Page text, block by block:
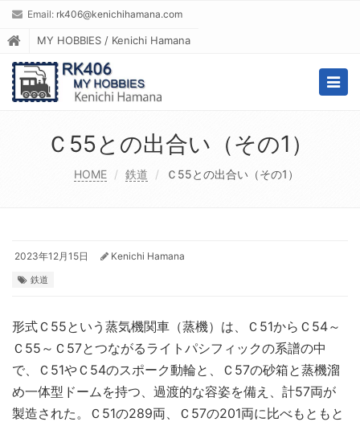
Email: rk406@kenichihamana.com
MY HOBBIES / Kenichi Hamana
Ｃ55との出合い（その1）
HOME 鉄道 Ｃ55との出合い（その1）
2023年12月15日 Kenichi Hamana
鉄道
形式Ｃ55という蒸気機関車（蒸機）は、Ｃ51からＣ54～
Ｃ55～Ｃ57とつながるライトパシフィックの系譜の中
で、Ｃ51やＣ54のスポーク動輪と、Ｃ57の砂箱と蒸機溜
め一体型ドームを持つ、過渡的な容姿を備え、計57両が
製造された。Ｃ51の289両、Ｃ57の201両に比べもともと